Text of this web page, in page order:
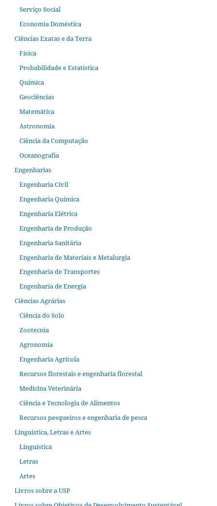
Serviço Social
Economia Doméstica
Ciências Exatas e da Terra
Física
Probabilidade e Estatística
Química
Geociências
Matemática
Astronomia
Ciência da Computação
Oceanografia
Engenharias
Engenharia Civil
Engenharia Química
Engenharia Elétrica
Engenharia de Produção
Engenharia Sanitária
Engenharia de Materiais e Metalurgia
Engenharia de Transportes
Engenharia de Energia
Ciências Agrárias
Ciência do Solo
Zootecnia
Agronomia
Engenharia Agrícola
Recursos florestais e engenharia florestal
Medicina Veterinária
Ciência e Tecnologia de Alimentos
Recursos pesqueiros e engenharia de pesca
Linguística, Letras e Artes
Linguística
Letras
Artes
Livros sobre a USP